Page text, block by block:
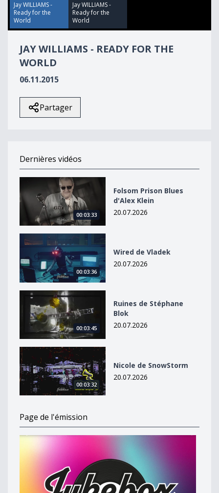
44
seconds
Jay WILLIAMS -
Ready for the
World
Jay WILLIAMS -
Ready for the
World
JAY WILLIAMS - READY FOR THE
WORLD
06.11.2015
Partager
Dernières vidéos
Folsom Prison Blues d&#039;Alex Klein
00:03:33
Folsom Prison Blues
d'Alex Klein
20.07.2026
Wired de Vladek
00:03:36
Wired de Vladek
20.07.2026
Ruines de Stéphane Blok
00:03:45
Ruines de Stéphane
Blok
20.07.2026
Nicole de SnowStorm
00:03:32
Nicole de SnowStorm
20.07.2026
Page de l'émission